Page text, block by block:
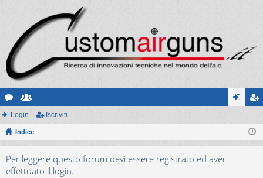
or
u
sc
ritt riv
Login Iscriviti
Indice
Per leggere questo forum devi essere registrato ed aver
effettuato il login.